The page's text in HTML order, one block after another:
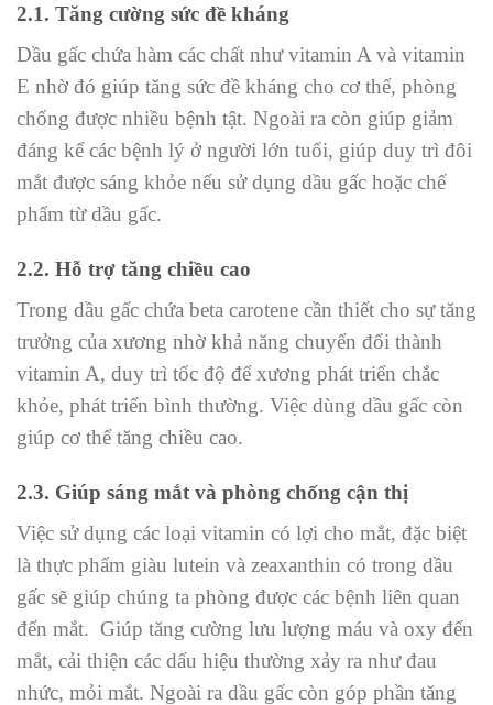
2.1. Tăng cường sức đề kháng
Dầu gấc chứa hàm các chất như vitamin A và vitamin
E nhờ đó giúp tăng sức đề kháng cho cơ thể, phòng
chống được nhiều bệnh tật. Ngoài ra còn giúp giảm
đáng kể các bệnh lý ở người lớn tuổi, giúp duy trì đôi
mắt được sáng khỏe nếu sử dụng dầu gấc hoặc chế
phẩm từ dầu gấc.
2.2. Hỗ trợ tăng chiều cao
Trong dầu gấc chứa beta carotene cần thiết cho sự tăng
trưởng của xương nhờ khả năng chuyển đổi thành
vitamin A, duy trì tốc độ để xương phát triển chắc
khỏe, phát triển bình thường. Việc dùng dầu gấc còn
giúp cơ thể tăng chiều cao.
2.3. Giúp sáng mắt và phòng chống cận thị
Việc sử dụng các loại vitamin có lợi cho mắt, đặc biệt
là thực phẩm giàu lutein và zeaxanthin có trong dầu
gấc sẽ giúp chúng ta phòng được các bệnh liên quan
đến mắt. Giúp tăng cường lưu lượng máu và oxy đến
mắt, cải thiện các dấu hiệu thường xảy ra như đau
nhức, mỏi mắt. Ngoài ra dầu gấc còn góp phần tăng